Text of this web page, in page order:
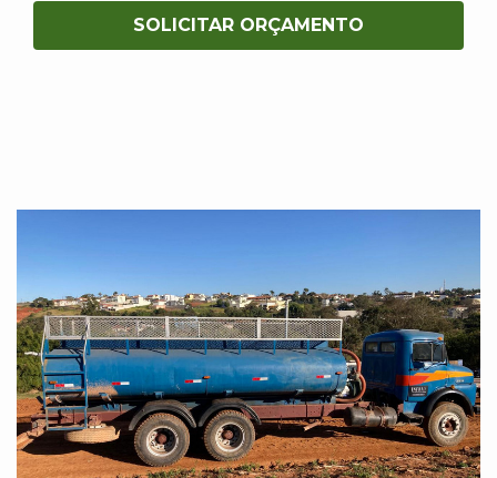
SOLICITAR ORÇAMENTO